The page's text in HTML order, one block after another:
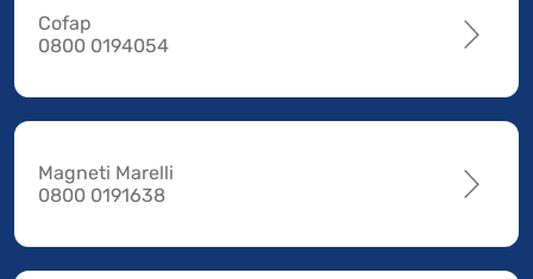
Cofap
0800 0194054
Magneti Marelli
0800 0191638